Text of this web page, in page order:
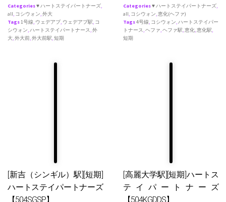
Categories♥ ハートステイパートナーズ,
all, コシウォン,外大
Tags1号線, ウェデアプ, ウェデアプ駅, コ
シウォン,ハートステイパートナース,外
大,外大前,外大前駅,短期
Categories♥ ハートステイパートナーズ,
all, コシウォン,恵化(ヘファ)
Tags4号線, コシウォン,ハートステイパー
トナース,ヘファ,ヘファ駅,恵化,恵化駅,
短期
[新吉（シンギル）駅][短期]
ハートステイパートナーズ
【504SGSP】
[高麗大学駅][短期]ハートス
テイパートナーズ
【504KGDDS】